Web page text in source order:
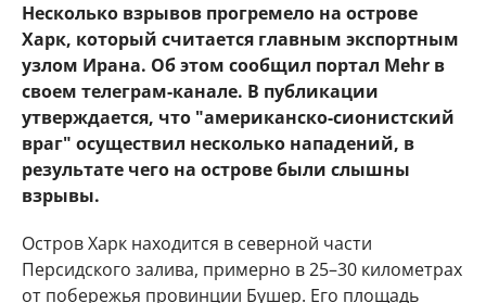
Несколько взрывов прогремело на острове
Харк, который считается главным экспортным
узлом Ирана. Об этом сообщил портал Mehr в
своем телеграм-канале. В публикации
утверждается, что "американско-сионистский
враг" осуществил несколько нападений, в
результате чего на острове были слышны
взрывы.
Остров Харк находится в северной части
Персидского залива, примерно в 25–30 километрах
от побережья провинции Бушер. Его площадь